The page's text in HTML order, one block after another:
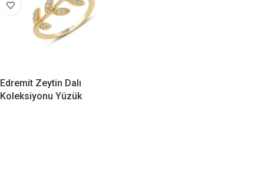
Edremit Zeytin Dalı
Koleksiyonu Yüzük